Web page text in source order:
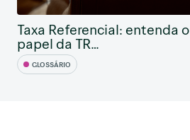
Taxa Referencial: entenda o
papel da TR…
GLOSSÁRIO